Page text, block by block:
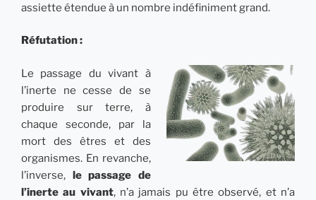
assiette étendue à un nombre indéfiniment grand.
Réfutation :
Le passage du vivant à
l’inerte ne cesse de se
produire sur terre, à
chaque seconde, par la
mort des êtres et des
organismes. En revanche,
l’inverse, le passage de
l’inerte au vivant, n’a jamais pu être observé, et n’a